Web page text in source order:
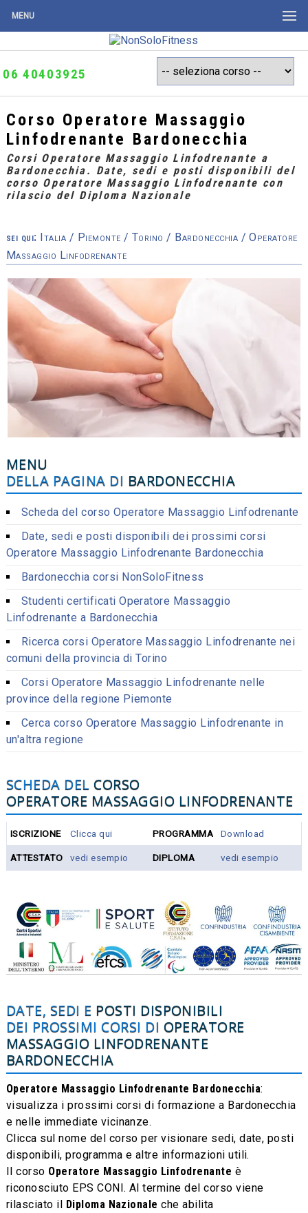
06 40403925
Corso Operatore Massaggio
Linfodrenante Bardonecchia
Corsi Operatore Massaggio Linfodrenante a
Bardonecchia. Date, sedi e posti disponibili del
corso Operatore Massaggio Linfodrenante con
rilascio del Diploma Nazionale
sei qui: Italia / Piemonte / Torino/ Bardonecchia / Operatore
Massaggio Linfodrenante
MENU
DELLA PAGINA DI BARDONECCHIA
Scheda del corso Operatore Massaggio Linfodrenante
Date, sedi e posti disponibili dei prossimi corsi
Operatore Massaggio Linfodrenante Bardonecchia
Bardonecchia corsi NonSoloFitness
Studenti certificati Operatore Massaggio
Linfodrenante a Bardonecchia
Ricerca corsi Operatore Massaggio Linfodrenante nei
comuni della provincia di Torino
Corsi Operatore Massaggio Linfodrenante nelle
province della regione Piemonte
Cerca corso Operatore Massaggio Linfodrenante in
un'altra regione
SCHEDA DELCORSO
OPERATORE MASSAGGIO LINFODRENANTE
ISCRIZIONE Clicca qui PROGRAMMA Download
ATTESTATO vedi esempio DIPLOMA vedi esempio
DATE, SEDI E POSTI DISPONIBILI
DEI PROSSIMI CORSI DI OPERATORE
MASSAGGIO LINFODRENANTE
BARDONECCHIA
Operatore Massaggio Linfodrenante Bardonecchia:
visualizza i prossimi corsi di formazione a Bardonecchia
e nelle immediate vicinanze.
Clicca sul nome del corso per visionare sedi, date, posti
disponibili, programma e altre informazioni utili.
Il corso Operatore Massaggio Linfodrenante è
riconosciuto EPS CONI. Al termine del corso viene
rilasciato il Diploma Nazionale che abilita
MENU